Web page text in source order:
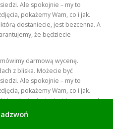
Ale spokojnie – my to
pokażemy Wam, co i jak.
dostaniecie, jest bezcenna. A
że będziecie
darmową wycenę.
z bliska. Możecie być
Ale spokojnie – my to
pokażemy Wam, co i jak.
dostaniecie, jest bezcenna. A
że będziecie